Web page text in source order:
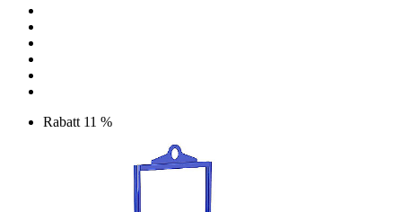
Rabatt 11 %